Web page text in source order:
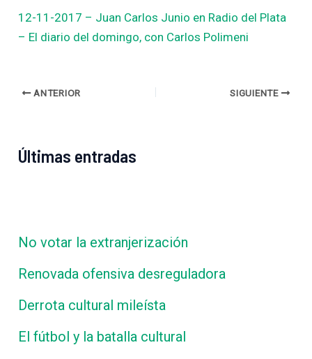
12-11-2017 – Juan Carlos Junio en Radio del Plata
– El diario del domingo, con Carlos Polimeni
ANTERIOR SIGUIENTE
Últimas entradas
No votar la extranjerización
Renovada ofensiva desreguladora
Derrota cultural mileísta
El fútbol y la batalla cultural